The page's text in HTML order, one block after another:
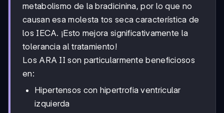
metabolismo de la bradicinina, por lo que no
causan esa molesta tos seca característica de
los IECA. ¡Esto mejora significativamente la
tolerancia al tratamiento!
Los ARA II son particularmente beneficiosos
en:
Hipertensos con hipertrofia ventricular
izquierda